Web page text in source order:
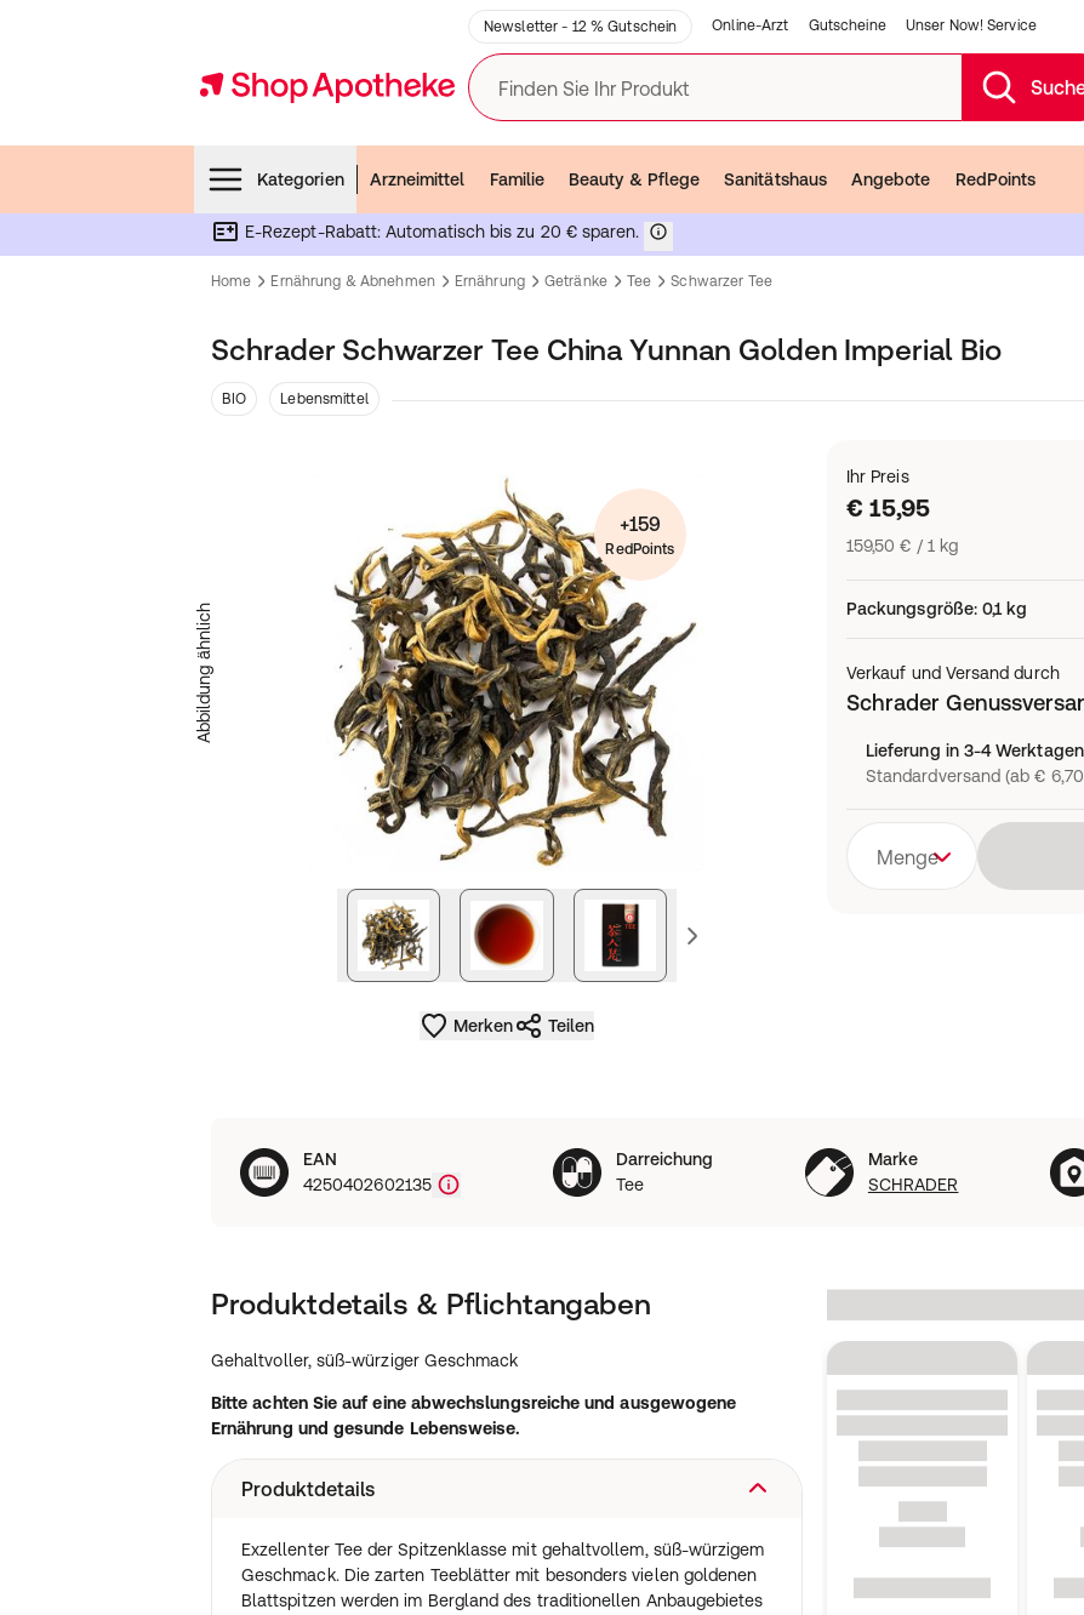
Newsletter - 12 % Gutschein Online-Arzt Gutscheine Unser Now! Service
Finden Sie Ihr Produkt
Kategorien
Arzneimittel Familie Beauty & Pflege Sanitätshaus Angebote RedPoints
E-Rezept-Rabatt: Automatisch bis zu 20 € sparen.
Home Ernährung & Abnehmen Ernährung Getränke Tee Schwarzer Tee
Schrader Schwarzer Tee China Yunnan Golden Imperial Bio
BIO Lebensmittel
Abbildung ähnlich
nächstes Bild vorheriges Bild
+159
RedPoints
Merken Teilen
Ihr Preis
€ 15,95
159,50 € / 1 kg
Packungsgröße:0,1 kg
Verkauf und Versand durch
Schrader
Lieferung in 3-4 Werktagen
Standardversand (ab €
Menge
EAN
4250402602135
Darreichung
Tee
Marke
SCHRADER
Produktdetails & Pflichtangaben
Gehaltvoller, süß-würziger Geschmack
Bitte achten Sie auf eine abwechslungsreiche und ausgewogene
Ernährung und gesunde Lebensweise.
Produktdetails
Exzellenter Tee der Spitzenklasse mit gehaltvollem, süß-würzigem
Geschmack. Die zarten Teeblätter mit besonders vielen goldenen
Blattspitzen werden im Bergland des traditionellen Anbaugebietes